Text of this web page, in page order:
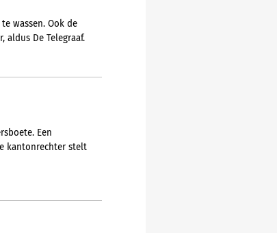
wassen. Ook de
De Telegraaf.
Een
kantonrechter stelt